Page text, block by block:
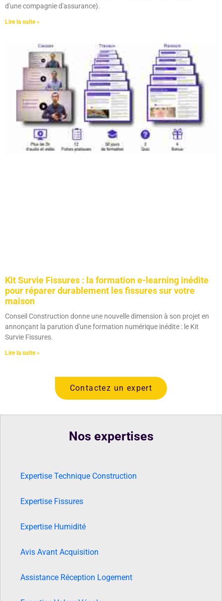
d'une compagnie d'assurance).
Lire la suite »
Kit Survie Fissures : la formation e-learning inédite
pour réparer durablement les fissures sur votre
maison
Conseil Construction donne une nouvelle dimension à son projet en
annonçant la parution d'une formation numérique inédite : le Kit
Survie Fissures.
Lire la suite »
Contactez un expert
Nos expertises
Expertise Technique Construction
Expertise Fissures
Expertise Humidité
Avis Avant Acquisition
Assistance Réception Logement